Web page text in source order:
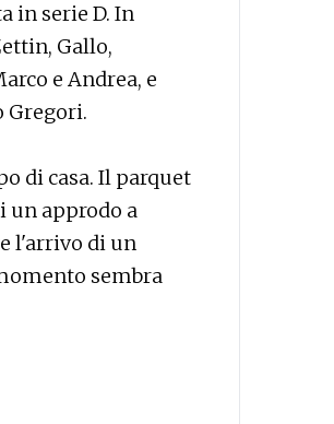
in serie D. In
Gallo,
e Andrea, e
Gregori.
di casa. Il parquet
un approdo a
l'arrivo di un
sembra